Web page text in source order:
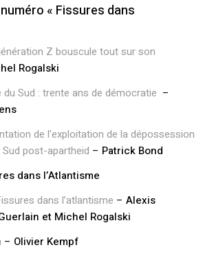
Votre panier est vide.
Retourner à la
librairie
« Fissures dans
Z bouscule tout sur son
Rogalski
du Sud : trente ans de démocratie –
de l’exploitation de la dépossession
Sud post-apartheid – Patrick Bond
dans l’Atlantisme
dans l’atlantisme – Alexis
et Michel Rogalski
– Olivier Kempf